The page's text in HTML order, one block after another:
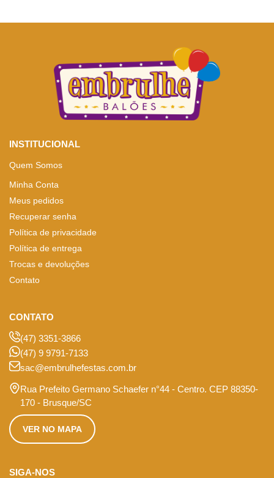
INSTITUCIONAL
Quem Somos
Minha Conta
Meus pedidos
Recuperar senha
Política de privacidade
Política de entrega
Trocas e devoluções
Contato
CONTATO
(47) 3351-3866
(47) 9 9791-7133
sac@embrulhefestas.com.br
Rua Prefeito Germano Schaefer n°44 - Centro. CEP 88350-
170 - Brusque/SC
VER NO MAPA
SIGA-NOS